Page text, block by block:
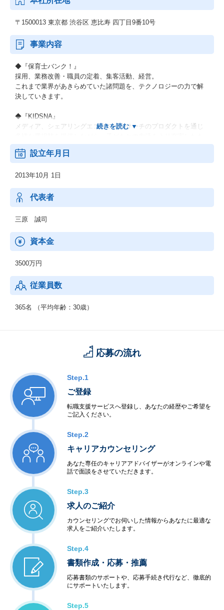
フェーズです。
◆保育士バンク！：業界No.1を獲りにいくフェーズ
しかし、まだ業界No.1ではありません。
ユーザーに使い続けてもらえる、プロダクト機能を作ることがで
きれば、競合を逆転できるフェーズにあります。
エンジニアが作るものが、そのまま市場シェアに反映される環境
です。
◆おもてなしHR：圧倒的No.1を狙える余地
宿泊業界の市場規模に対して、プロダクトの浸透余地はまだ大き
い状況です。
プロダクト機能で差別化できれば、競合が追従できない圧倒的な
地位を築ける可能性があります。
市場の伸びとプロダクトの成長が重なるタイミングがまさに、今
です。
技術力支援制度、
技術書籍購入支援、
チーム毎のペアプロ、モブプロ、
CTOによるテクニカルレビュー、
技術書籍約300冊以上保管（貸出可能）、
国内テックカンファレンス参加支援、
週1で業務時間内に2時間自己学習の場提供（夕学）、
技術イベント（Nextbeat Tech Bar / 隔月開催）、
資格取得支援（AWS認定資格 12種類/Oracle Master Bronze/IPA
情報処理技術者試験/データサイエンティスト検定/JDLA G検定/JD
LA E資格 ※受験費用のみ）
〒1500013 東京都 渋谷区 恵比寿 四丁目9番10号
事業内容
◆『保育士バンク！』
採用、業務改善・職員の定着、集客活動、経営。
これまで業界があきらめていた諸問題を、テクノロジーの力で解
決していきます。
◆『KIDSNA』
メディア、シェアリングエコノミー、サーチのプロダクトを通じ
のにするサービスです。
地方における安定した雇用を創出し、新たな人の流れによって将
来に渡り活力ある地域社会を構築していくために、地方の重要産
業である観光業界を支援します。
◆『hospitality Careers』
を強化します。
海外の先進事例を取り入れると同時に、日本国内での事業展開を
ある他国でも展開し、課題解決の好循環サイクルを回していくこ
とを目的としています。
設立年月日
2013年10月 1日
代表者
三原 誠司
資本金
3500万円
従業員数
365名 （平均年齢：30歳）
応募の流れ
Step.1
ご登録
転職支援サービスへ登録し、あなたの経歴やご希望を
ご記入ください。
Step.2
キャリアカウンセリング
あなた専任のキャリアアドバイザーがオンラインや電
話で面談をさせていただきます。
Step.3
求人のご紹介
カウンセリングでお伺いした情報からあなたに最適な
求人をご紹介いたします。
Step.4
書類作成・応募・推薦
応募書類のサポートや、応募手続き代行など、徹底的
にサポートいたします。
Step.5